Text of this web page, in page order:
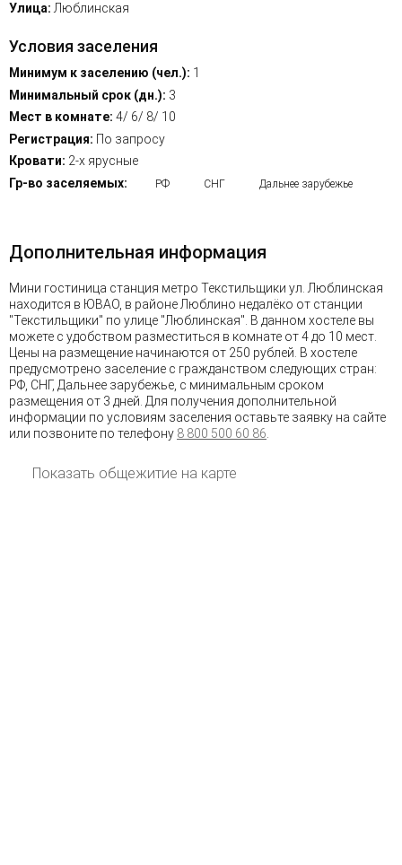
Улица:Люблинская
Условия заселения
Минимум к заселению (чел.): 1
Минимальный срок (дн.): 3
Мест в комнате: 4/ 6/ 8/ 10
Регистрация: По запросу
Кровати: 2-х ярусные
Гр-во заселяемых:
РФ СНГ Дальнее зарубежье
Дополнительная информация
Мини гостиница станция метро Текстильщики ул. Люблинская
находится в ЮВАО, в районе Люблино недалёко от станции
"Текстильщики" по улице "Люблинская". В данном хостеле вы
можете с удобством разместиться в комнате от 4 до 10 мест.
Цены на размещение начинаются от 250 рублей. В хостеле
предусмотрено заселение с гражданством следующих стран:
РФ, СНГ, Дальнее зарубежье, с минимальным сроком
размещения от 3 дней. Для получения дополнительной
информации по условиям заселения оставьте заявку на сайте
или позвоните по телефону 8 800 500 60 86
Показать общежитие на карте